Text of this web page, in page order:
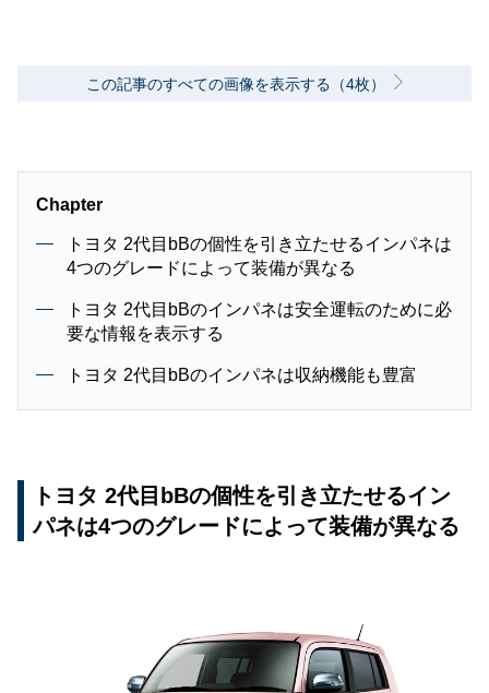
この記事のすべての画像を表示する（4枚）
Chapter
トヨタ 2代目bBの個性を引き立たせるインパネは
4つのグレードによって装備が異なる
トヨタ 2代目bBのインパネは安全運転のために必
要な情報を表示する
トヨタ 2代目bBのインパネは収納機能も豊富
トヨタ 2代目bBの個性を引き立たせるイン
パネは4つのグレードによって装備が異なる